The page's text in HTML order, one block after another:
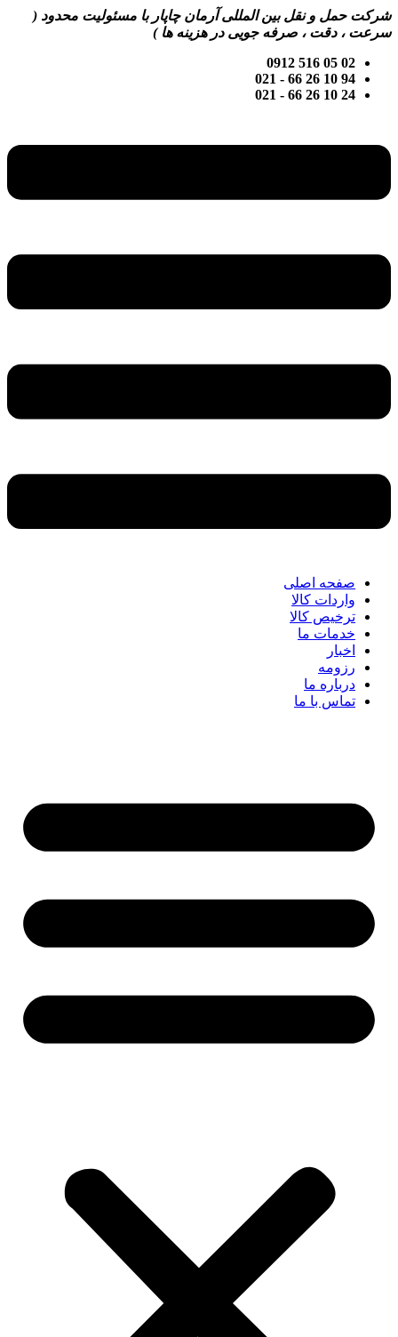
پرش
به
شرکت حمل و نقل بین المللی آرمان چاپار با مسئولیت محدود (
سرعت ، دقت ، صرفه جویی در هزینه ها )
02 05 516 0912
94 10 26 66 - 021
24 10 26 66 - 021
صفحه اصلی
واردات کالا
ترخیص کالا
خدمات ما
اخبار
رزومه
درباره ما
تماس با ما